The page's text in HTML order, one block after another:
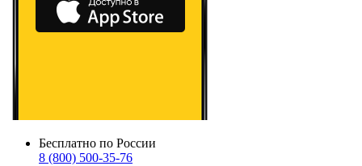
Бесплатно по России
8 (800) 500-35-76